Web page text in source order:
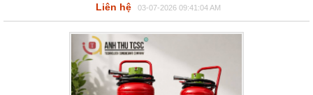
Liên hệ
03-07-2026 09:41:04 AM